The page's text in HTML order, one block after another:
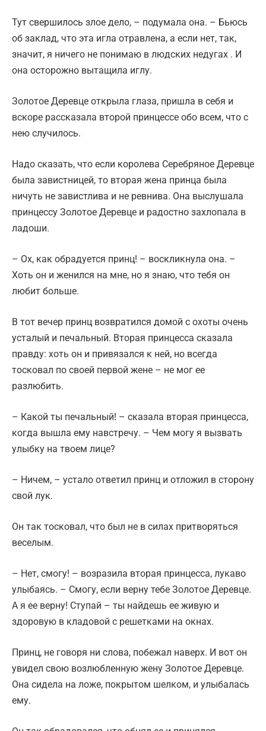
Тут свершилось злое дело, – подумала она. – Бьюсь
об заклад, что эта игла отравлена, а если нет, так,
значит, я ничего не понимаю в людских недугах . И
она осторожно вытащила иглу.
Золотое Деревце открыла глаза, пришла в себя и
вскоре рассказала второй принцессе обо всем, что с
нею случилось.
Надо сказать, что если королева Серебряное Деревце
была завистницей, то вторая жена принца была
ничуть не завистлива и не ревнива. Она выслушала
принцессу Золотое Деревце и радостно захлопала в
ладоши.
– Ох, как обрадуется принц! – воскликнула она. –
Хоть он и женился на мне, но я знаю, что тебя он
любит больше.
В тот вечер принц возвратился домой с охоты очень
усталый и печальный. Вторая принцесса сказала
правду: хоть он и привязался к ней, но всегда
тосковал по своей первой жене – не мог ее
разлюбить.
– Какой ты печальный! – сказала вторая принцесса,
когда вышла ему навстречу. – Чем могу я вызвать
улыбку на твоем лице?
– Ничем, – устало ответил принц и отложил в сторону
свой лук.
Он так тосковал, что был не в силах притворяться
веселым.
– Нет, смогу! – возразила вторая принцесса, лукаво
улыбаясь. – Смогу, если верну тебе Золотое Деревце.
А я ее верну! Ступай – ты найдешь ее живую и
здоровую в кладовой с решетками на окнах.
Принц, не говоря ни слова, побежал наверх. И вот он
увидел свою возлюбленную жену Золотое Деревце.
Она сидела на ложе, покрытом шелком, и улыбалась
ему.